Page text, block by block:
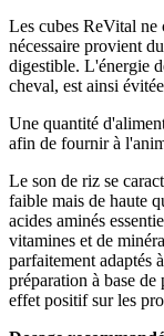
Les cubes ReVital ne
nécessaire provient
digestible. L'énergie
cheval, est ainsi
Une quantité
afin de fournir à
Le son de riz se
faible mais de haute
acides aminés
vitamines et de
parfaitement adaptés
préparation à base de
effet positif sur les